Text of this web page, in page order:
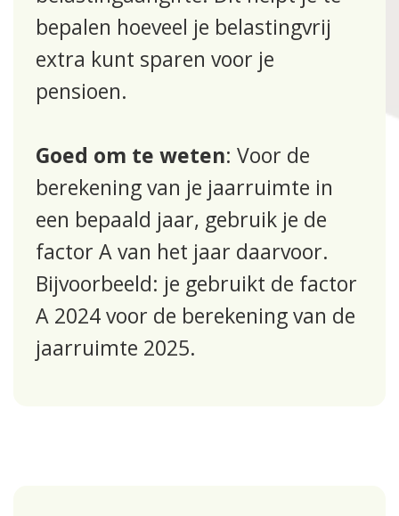
bepalen hoeveel je belastingvrij
extra kunt sparen voor je
pensioen.
Goed om te weten: Voor de
berekening van je jaarruimte in
een bepaald jaar, gebruik je de
factor A van het jaar daarvoor.
Bijvoorbeeld: je gebruikt de factor
A 2024 voor de berekening van de
jaarruimte 2025.